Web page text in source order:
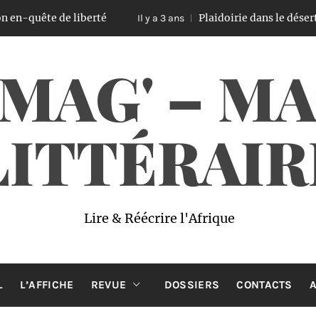
liberté Il y a 3 ans Plaidoirie dans le désert, un
–
Lire & Réécrire l'Afrique
L’AFFICHE REVUE DOSSIERS CONTACTS